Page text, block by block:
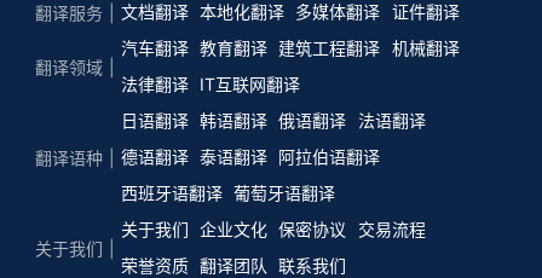
翻译服务 文档翻译 本地化翻译 多媒体翻译 证件翻译
翻译领域
汽车翻译 教育翻译 建筑工程翻译 机械翻译
法律翻译
IT互联网翻译
翻译语种
日语翻译 韩语翻译 俄语翻译
法语翻译
德语翻译 泰语翻译 阿拉伯语翻译
西班牙语翻译 葡萄牙语翻译
关于我们
关于我们 企业文化 保密协议
交易流程
荣誉资质 翻译团队
联系我们